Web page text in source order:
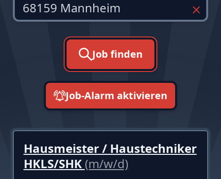
Job finden
Job-Alarm aktivieren
Hausmeister / Haustechniker
HKLS/SHK (m/w/d)